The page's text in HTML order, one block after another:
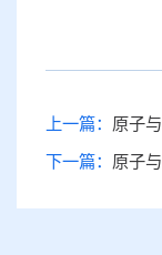
上一篇： 原子与分
下一篇： 原子与